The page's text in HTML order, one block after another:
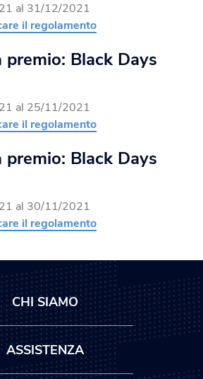
al 31/12/2021
il regolamento
premio: Black Days
al 25/11/2021
il regolamento
premio: Black Days
al 30/11/2021
il regolamento
CHI SIAMO
ASSISTENZA